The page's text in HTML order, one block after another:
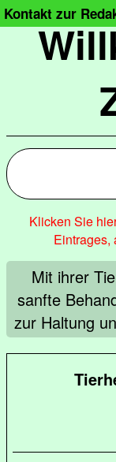
Kontakt zur
Klicken Sie
Eintrages,
Mit ihrer
sanfte
zur Haltung